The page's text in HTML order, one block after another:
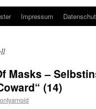
Impressum
Masks –
(14)